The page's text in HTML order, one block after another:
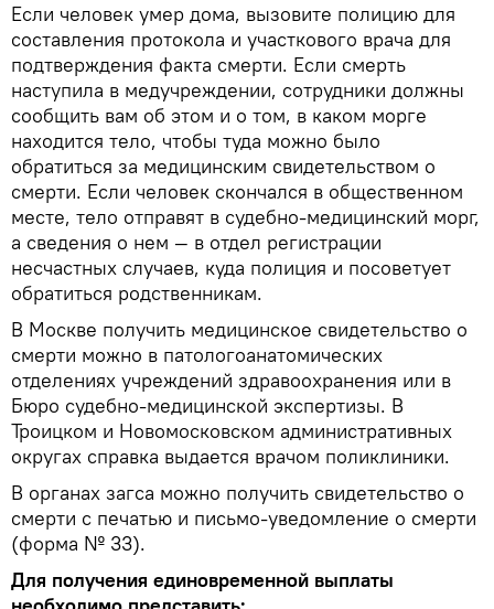
Если человек умер дома, вызовите полицию для
составления протокола и участкового врача для
подтверждения факта смерти. Если смерть
наступила в медучреждении, сотрудники должны
сообщить вам об этом и о том, в каком морге
находится тело, чтобы туда можно было
обратиться за медицинским свидетельством о
смерти. Если человек скончался в общественном
месте, тело отправят в судебно-медицинский морг,
а сведения о нем — в отдел регистрации
несчастных случаев, куда полиция и посоветует
обратиться родственникам.
В Москве получить медицинское свидетельство о
смерти можно в патологоанатомических
отделениях учреждений здравоохранения или в
Бюро судебно-медицинской экспертизы. В
Троицком и Новомосковском административных
округах справка выдается врачом поликлиники.
В органах загса можно получить свидетельство о
смерти с печатью и письмо-уведомление о смерти
(форма № 33).
Для получения единовременной выплаты